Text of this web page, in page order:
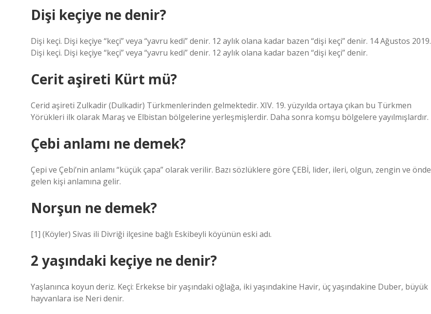
Dişi keçiye ne denir?
Dişi keçi. Dişi keçiye “keçi” veya “yavru kedi” denir. 12 aylık olana kadar bazen “dişi keçi” denir. 14 Ağustos 2019.
Dişi keçi. Dişi keçiye “keçi” veya “yavru kedi” denir. 12 aylık olana kadar bazen “dişi keçi” denir.
Cerit aşireti Kürt mü?
Cerid aşireti Zulkadir (Dulkadir) Türkmenlerinden gelmektedir. XIV. 19. yüzyılda ortaya çıkan bu Türkmen
Yörükleri ilk olarak Maraş ve Elbistan bölgelerine yerleşmişlerdir. Daha sonra komşu bölgelere yayılmışlardır.
Çebi anlamı ne demek?
Çepi ve Çebi’nin anlamı “küçük çapa” olarak verilir. Bazı sözlüklere göre ÇEBİ, lider, ileri, olgun, zengin ve önde
gelen kişi anlamına gelir.
Norşun ne demek?
[1] (Köyler) Sivas ili Divriği ilçesine bağlı Eskibeyli köyünün eski adı.
2 yaşındaki keçiye ne denir?
Yaşlanınca koyun deriz. Keçi: Erkekse bir yaşındaki oğlağa, iki yaşındakine Havir, üç yaşındakine Duber, büyük
hayvanlara ise Neri denir.